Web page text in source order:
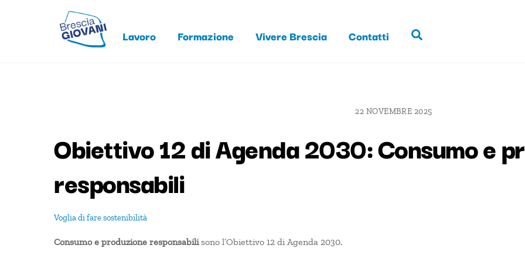
Lavoro Formazione Vivere Brescia Contatti
22 NOVEMBRE 2025
Obiettivo 12 di Agenda 2030: Consumo e
responsabili
Voglia di faresostenibilità
Consumo e produzione responsabilisono l’Obiettivo 12 di Agenda 2030.